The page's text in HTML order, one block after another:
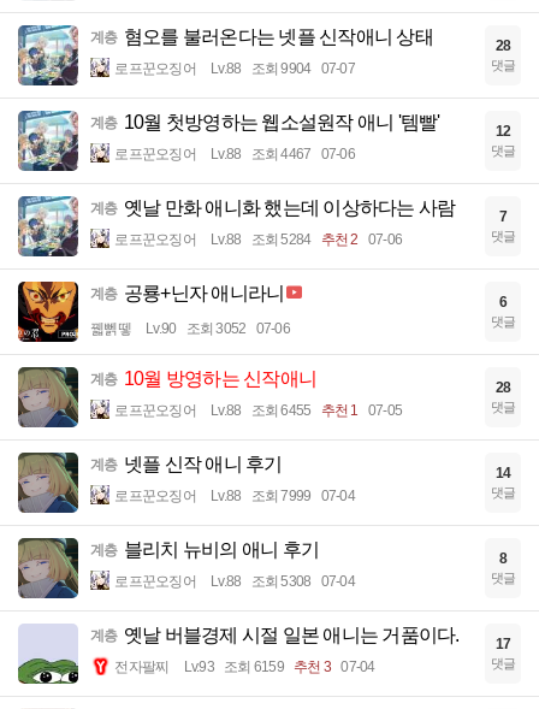
계층 혐오를 불러온다는 넷플 신작애니 상태
로프꾼오징어 Lv.88 조회 9904 07-07
28
댓글
계층 10월 첫방영하는 웹소설원작 애니 '템빨'
로프꾼오징어 Lv.88 조회 4467 07-06
12
댓글
계층 옛날 만화 애니화 했는데 이상하다는 사람
로프꾼오징어 Lv.88 조회 5284 추천 2 07-06
7
댓글
계층 공룡+닌자 애니라니
꿻뻵뗗 Lv.90 조회 3052 07-06
6
댓글
계층 10월 방영하는 신작애니
로프꾼오징어 Lv.88 조회 6455 추천 1 07-05
28
댓글
계층 넷플 신작 애니 후기
로프꾼오징어 Lv.88 조회 7999 07-04
14
댓글
계층 블리치 뉴비의 애니 후기
로프꾼오징어 Lv.88 조회 5308 07-04
8
댓글
계층 옛날 버블경제 시절 일본 애니는 거품이다.
전자팔찌 Lv.93 조회 6159 추천 3 07-04
17
댓글